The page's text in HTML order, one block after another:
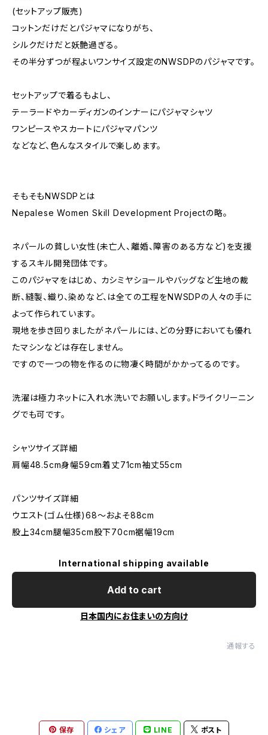
(セットアップ販売)
コットンだけだとパジャマになりがち、
シルクだけだと妖艶過ぎる。
その半分ずつが程よいワンサイズ設定のNWSDPのパジャマです。
セットアップで着るもよし、
テーラードやカーディガンのインナーにパジャマシャツ
ワンピースやスカートにパジャマパンツ
などなど、色んなスタイルで楽しめます。
そもそもNWSDPとは
Nepalese Women Skill Development Projectの略。
ネパールの貧しい女性(未亡人、離婚、障害のある方など)を支援
するスキル開発団体です。
このパジャマをはじめ、 カシミヤショールやバッグなど生地の裁
断、縫製、織り、染めなど、は全ての工程をNWSDPの人々の手に
よって作られています。
現地を歩き回りましたがネパールには、どの分野においても優れ
たマシンなどは存在しません。
ですので一つの物を作るのに物凄く時間がかかってるのです。
洗濯は極力ネットに入れ水洗いでお願いします。ドライクリーニン
グでも可です。
シャツサイズ詳細
肩幅48.5cm身幅59cm着丈71cm袖丈55cm
パンツサイズ詳細
ウエスト(ゴム仕様)68〜およそ88cm
股上34cm腿幅35cm股下70cm裾幅19cm
International shipping available
Add to cart
日本国内にお住まいの方向け
通報する
保存 シェア LINE ポスト